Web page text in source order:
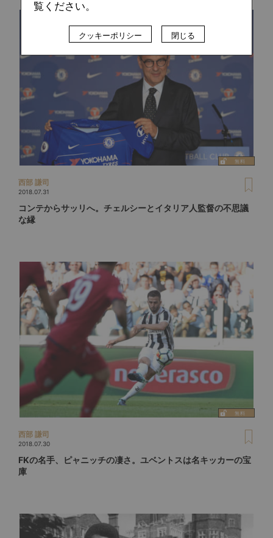
西部 謙司
2018.07.31
コンテからサッリへ。チェルシーとイタリア人監督の不思議
な縁
西部 謙司
2018.07.30
FKの名手、ピャニッチの凄さ。ユベントスは名キッカーの宝
庫
覧ください。
クッキーポリシー 閉じる